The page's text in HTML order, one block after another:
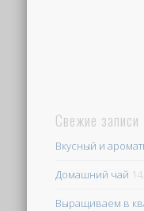
Свежие записи
Вкусный и
Домашний чай
Выращиваем в